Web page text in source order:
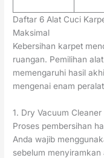
Daftar 6 Alat Cuci
Maksimal
Kebersihan karpet
ruangan. Pemilihan
memengaruhi hasil
mengenai enam
1. Dry Vacuum
Proses pembersihan
Anda wajib
sebelum